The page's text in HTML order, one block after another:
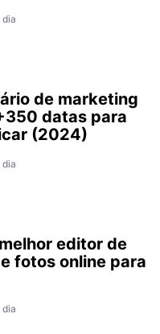
dia
de marketing
datas para
(2024)
dia
editor de
fotos online para
dia